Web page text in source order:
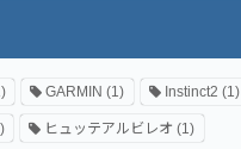
GARMIN (1) Instinct2 (1)
ヒュッテアルビレオ (1)